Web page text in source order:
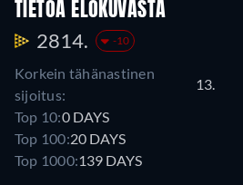
TIETOA ELOKUVASTA
2814. -10
Korkein tähänastinen
sijoitus:
13.
Top 10:0 DAYS
Top 100:20 DAYS
Top 1000:139 DAYS